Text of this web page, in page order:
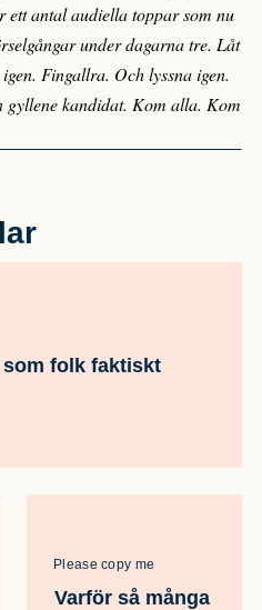
ett antal audiella toppar som nu
under dagarna tre. Låt
Fingallra. Och lyssna igen.
kandidat. Kom alla. Kom
folk faktiskt
Please copy me
Varför så många